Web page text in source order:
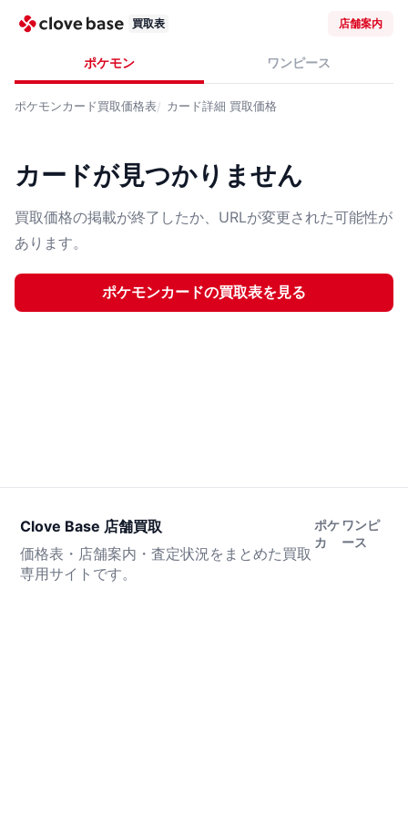
買取表 店舗案内
ポケモン ワンピース
ポケモンカード買取価格表 カード詳細 買取価格
カードが見つかりません
買取価格の掲載が終了したか、URLが変更された可能性が
あります。
ポケモンカードの買取表を見る
Clove Base 店舗買取
価格表・店舗案内・査定状況をまとめた買取
専用サイトです。
ポケ
カ
ワンピ
ース